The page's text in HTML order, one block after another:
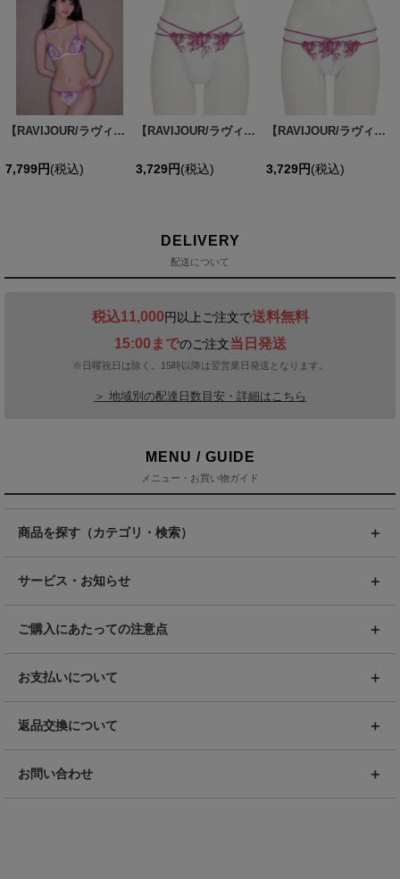
【RAVIJOUR/ラヴィジュール】グローリーリリー ホットリフト ブラ / ランジェリー / セクシーランジェリー / 下着 / R979420-ES / R979521-ET / R979620-OS【OF08】
7,799 円 (税込)
【RAVIJOUR/ラヴィジュール】グローリーリリー エンブレース Tバック/ グローリーリリー エンブレース ショーツ/ グローリーリリー オープンバック ショーツ/ ランジェリー/ セクシーランジェリー / 下着【OF08】
3,729 円 (税込)
【RAVIJOUR/ラヴィジュール】グローリーリリー オープンバック ショーツ/ グローリーリリー エンブレース Tバック/ グローリーリリー エンブレース ショーツ/ ランジェリー/ セクシーランジェリー / 下着【OF08】
3,729 円 (税込)
DELIVERY
配送について
税込11,000円以上ご注文で送料無料
15:00までのご注文当日発送
※日曜祝日は除く。15時以降は翌営業日発送となります。
＞ 地域別の配達日数目安・詳細はこちら
MENU / GUIDE
メニュー・お買い物ガイド
商品を探す（カテゴリ・検索）
サービス・お知らせ
ご購入にあたっての注意点
お支払いについて
返品交換について
お問い合わせ